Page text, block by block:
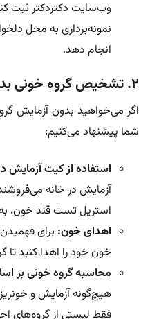
وب‌سایت دکتردکتر ثبت
نمونه‌برداری به محل
انجام دهد.
۲. تشخیص گروه خونی بدون آزمایش
اگر می‌خواهید بدون آزمایش
شما پیشنهاد می‌کنیم:
استفاده از کیت آزمایش
آزمایش در خانه
استریل تست قند خون،
اهدای خون: برای
خون خود را اهدا کنید تا
محاسبه گروه خونی بر
هیچ‌گونه آزمایش و
فقط لیستی از گروه‌های